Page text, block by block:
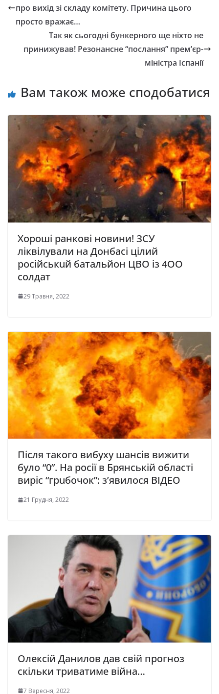
про вихід зі складу комітету. Причина цього
просто вражає…
Так як сьогодні бункерного ще ніхто не
принижував! Резонансне “послання” прем’єр-
міністра Іспанії
Вам також може сподобатися
Хороші ранкові новини! ЗCУ
ліквілували нa Дoнбaci цілий
pociйcькuй бaтaльйoн ЦВО iз 4OO
солдат
29 Травня, 2022
Після такого вибуху шансів вижити
було “0”. На росії в Брянській області
виріс “грuбочок”: з’явилося ВІДЕО
21 Грудня, 2022
Олексій Данилов дав свій прогноз
скільки триватиме війна…
7 Вересня, 2022